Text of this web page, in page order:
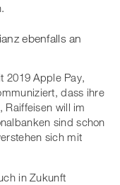
ebenfalls an
2019 Apple Pay,
dass ihre
Raiffeisen will im
sind schon
sich mit
in Zukunft